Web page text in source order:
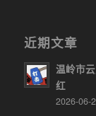
近期文章
温岭市
红
2026-06-